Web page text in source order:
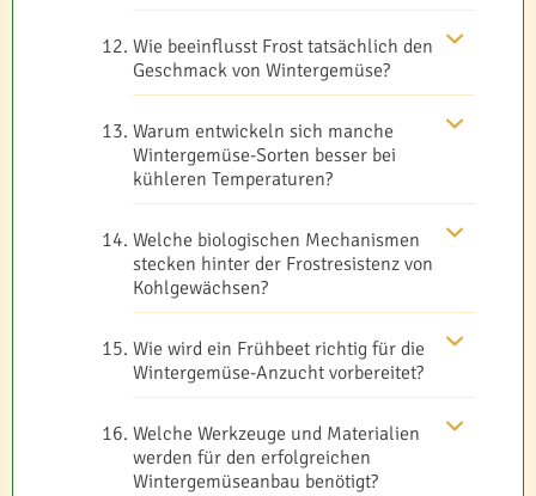
Wie beeinflusst Frost tatsächlich den
Geschmack von Wintergemüse?
Warum entwickeln sich manche
Wintergemüse-Sorten besser bei
kühleren Temperaturen?
Welche biologischen Mechanismen
stecken hinter der Frostresistenz von
Kohlgewächsen?
Wie wird ein Frühbeet richtig für die
Wintergemüse-Anzucht vorbereitet?
Welche Werkzeuge und Materialien
werden für den erfolgreichen
Wintergemüseanbau benötigt?